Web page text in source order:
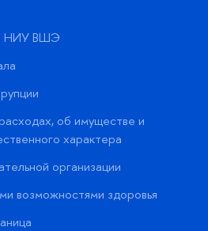
НИУ ВШЭ
об имуществе и
характера
организации
возможностями здоровья